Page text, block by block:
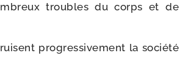
troubles du corps et de
pro­gres­si­ve­ment la socié­té